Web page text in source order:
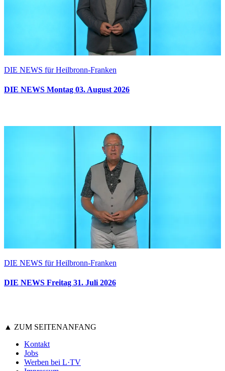
DIE NEWS für Heilbronn-Franken
DIE NEWS Montag 03. August 2026
DIE NEWS für Heilbronn-Franken
DIE NEWS Freitag 31. Juli 2026
▲ ZUM SEITENANFANG
Kontakt
Jobs
Werben bei L·TV